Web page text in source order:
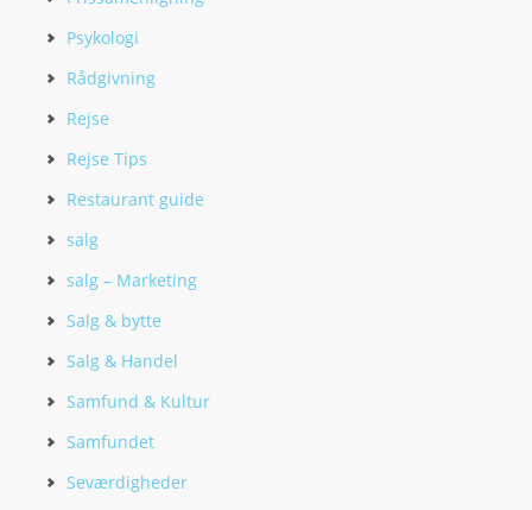
Psykologi
Rådgivning
Rejse
Rejse Tips
Restaurant guide
salg
salg – Marketing
Salg & bytte
Salg & Handel
Samfund & Kultur
Samfundet
Seværdigheder